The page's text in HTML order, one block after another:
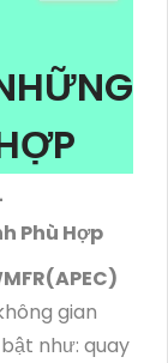
Phù Hợp
gian
như: quay